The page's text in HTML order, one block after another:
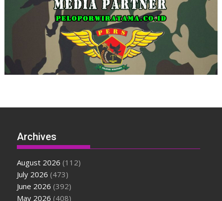
Archives
August 2026 (112)
July 2026 (473)
June 2026 (392)
May 2026 (408)